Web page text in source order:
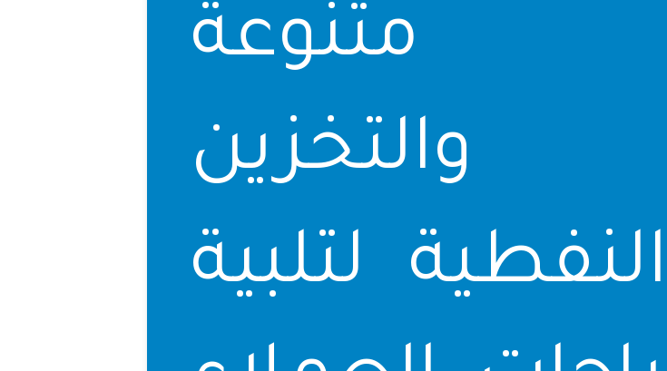
متنوعة
والتخزين
لتلبية